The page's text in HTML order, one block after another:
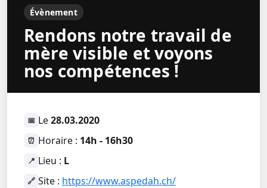
Évènement
Rendons notre travail de
mère visible et voyons
nos compétences !
📅 Le28.03.2020
⏰ Horaire : 14h - 16h30
📍 Lieu : L
🔗 Site : https://www.aspedah.ch/